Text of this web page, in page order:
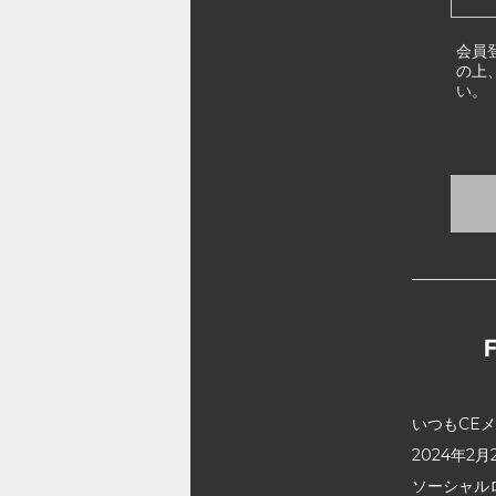
会員
の上
い。
いつもCE
2024年2月
ソーシャ